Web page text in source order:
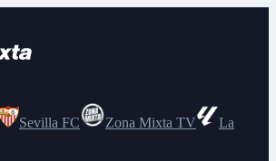
Sevilla FC Zona Mixta TV
La